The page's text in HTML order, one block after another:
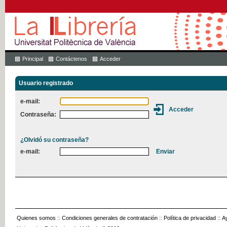
Principal Contáctenos Acceder
Usuario registrado
e-mail:
Contraseña:
¿Olvidó su contraseña?
e-mail:
Quienes somos :: Condiciones generales de contratación :: Política de privacidad ::